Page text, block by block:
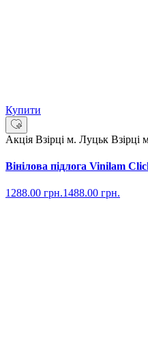
Купити
Акція Взірці м. Луцьк Взірці
Вінілова підлога Vinilam
1288.00 грн.1488.00 грн.